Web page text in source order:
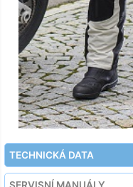
TECHNICKÁ DATA
SERVISNÍ MANUÁLY